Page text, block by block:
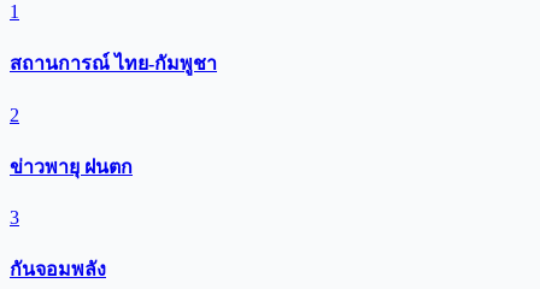
1
สถานการณ์ ไทย-กัมพูชา
2
ข่าวพายุ ฝนตก
3
กันจอมพลัง